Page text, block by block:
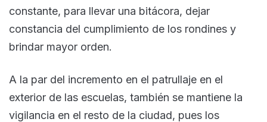
constante, para llevar una bitácora, dejar
constancia del cumplimiento de los rondines y
brindar mayor orden.
A la par del incremento en el patrullaje en el
exterior de las escuelas, también se mantiene la
vigilancia en el resto de la ciudad, pues los